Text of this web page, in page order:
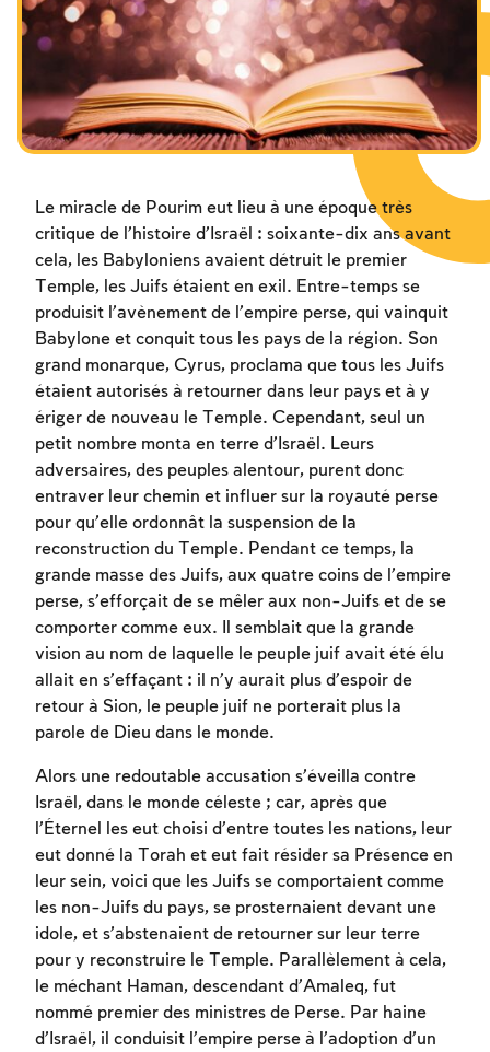
Les jeûnes liés à la destruction du Temple
Hanouca
Pourim
Le miracle de Pourim eut lieu à une époque très
critique de l’histoire d’Israël : soixante-dix ans avant
cela, les Babyloniens avaient détruit le premier
Temple, les Juifs étaient en exil. Entre-temps se
produisit l’avènement de l’empire perse, qui vainquit
Babylone et conquit tous les pays de la région. Son
grand monarque, Cyrus, proclama que tous les Juifs
étaient autorisés à retourner dans leur pays et à y
ériger de nouveau le Temple. Cependant, seul un
petit nombre monta en terre d’Israël. Leurs
adversaires, des peuples alentour, purent donc
entraver leur chemin et influer sur la royauté perse
pour qu’elle ordonnât la suspension de la
reconstruction du Temple. Pendant ce temps, la
grande masse des Juifs, aux quatre coins de l’empire
perse, s’efforçait de se mêler aux non-Juifs et de se
comporter comme eux. Il semblait que la grande
vision au nom de laquelle le peuple juif avait été élu
allait en s’effaçant : il n’y aurait plus d’espoir de
retour à Sion, le peuple juif ne porterait plus la
parole de Dieu dans le monde.
Alors une redoutable accusation s’éveilla contre
Israël, dans le monde céleste ; car, après que
l’Éternel les eut choisi d’entre toutes les nations, leur
eut donné la Torah et eut fait résider sa Présence en
leur sein, voici que les Juifs se comportaient comme
les non-Juifs du pays, se prosternaient devant une
idole, et s’abstenaient de retourner sur leur terre
pour y reconstruire le Temple. Parallèlement à cela,
le méchant Haman, descendant d’Amaleq, fut
nommé premier des ministres de Perse. Par haine
d’Israël, il conduisit l’empire perse à l’adoption d’un